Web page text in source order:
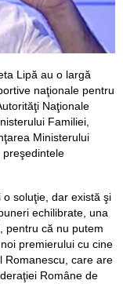
Lipă au o largă
naţionale pentru
Naţionale
Familiei,
Ministerului
preşedintele
soluţie, dar există şi
echilibrate, una
pentru că nu putem
premierului cu cine
Romanescu, care are
Române de